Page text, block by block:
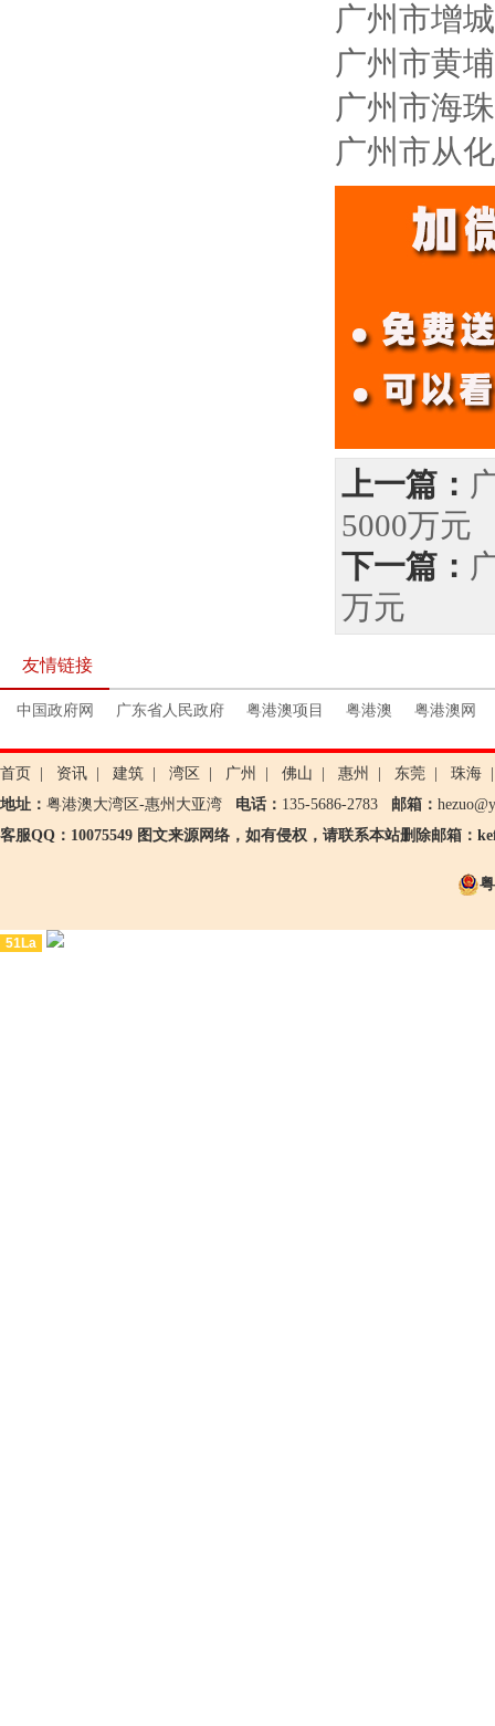
广州市增
广州市黄
广州市海
广州市从
上一篇：
5000万元
下一篇：
万元
友情链接
中国政府网 广东省人民政府 粤港澳项目 粤港澳 粤港澳网
首页 资讯 建筑 湾区 广州 佛山 惠州 东莞 珠海
地址： 粤港澳大湾区-惠州大亚湾 电话： 135-5686-2783 邮箱：
客服QQ：10075549 图文来源网络，如有侵权，请联系本站删除邮箱：
51La